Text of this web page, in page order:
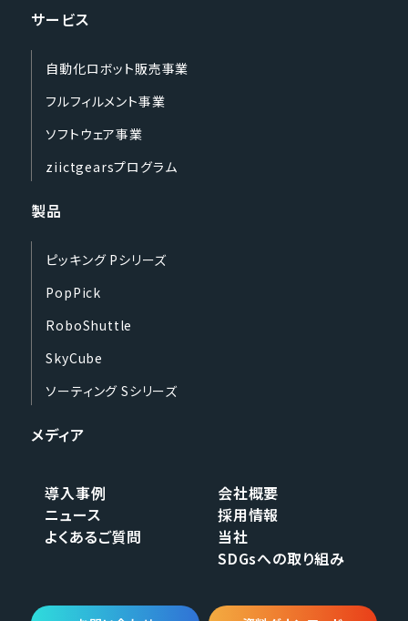
サービス
自動化ロボット販売事業
フルフィルメント事業
ソフトウェア事業
ziictgearsプログラム
製品
ピッキング Pシリーズ
PopPick
RoboShuttle
SkyCube
ソーティング Sシリーズ
メディア
導入事例
会社概要
ニュース
採用情報
よくあるご質問
当社
SDGsへの取り組み